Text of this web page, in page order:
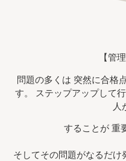
【管
問題の多くは 突然に合
す。 ステップアップして
人
することが 重
そしてその問題がなるだけ